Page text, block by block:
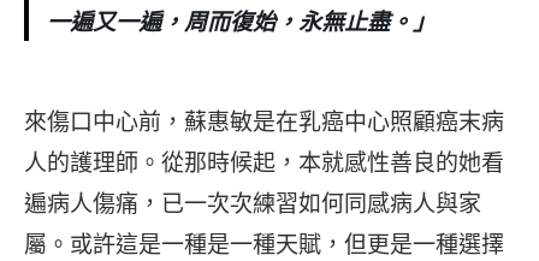
一遍又一遍，周而復始，永無止盡。」
來傷口中心前，蘇惠敏是在乳癌中心照顧癌末病
人的護理師。從那時候起，本就感性善良的她看
遍病人傷痛，已一次次練習如何同感病人與家
屬。或許這是一種是一種天賦，但更是一種選擇